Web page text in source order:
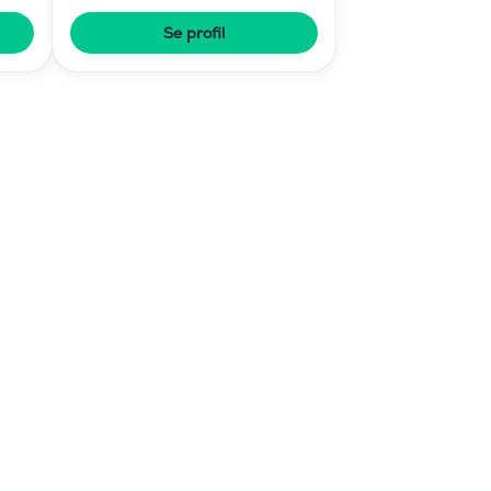
Se profil